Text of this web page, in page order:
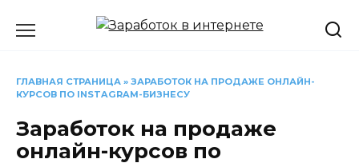
ГЛАВНАЯ СТРАНИЦА » ЗАРАБОТОК НА ПРОДАЖЕ ОНЛАЙН-
КУРСОВ ПО INSTAGRAM-БИЗНЕСУ
Заработок на продаже
онлайн-курсов по